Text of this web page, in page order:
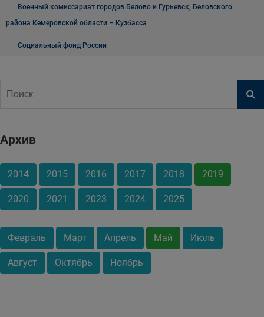
Военный комиссариат городов Белово и Гурьевск, Беловского
района Кемеровской области – Кузбасса
Социальный фонд России
Архив
2014 2015 2016 2017 2018 2019
2020 2021 2023 2024 2025
Февраль Март Апрель Май Июль
Август Октябрь Ноябрь